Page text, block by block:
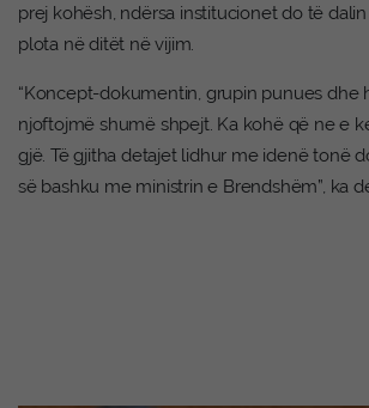
prej kohësh, ndërsa institucionet do të
plota në ditët në vijim.
“Koncept-dokumentin, grupin punues dhe
njoftojmë shumë shpejt. Ka kohë që ne e
gjë. Të gjitha detajet lidhur me idenë tonë
së bashku me ministrin e Brendshëm”, ka